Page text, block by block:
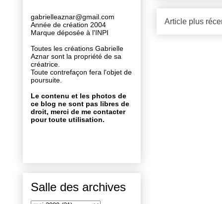
Article plus
gabrielleaznar@gmail.com
Année de création 2004
Marque déposée à l'INPI
Toutes les créations Gabrielle
Aznar sont la propriété de sa
créatrice.
Toute contrefaçon fera l'objet de
poursuite.
Le contenu et les photos de
ce blog ne sont pas libres de
droit, merci de me contacter
pour toute utilisation.
Salle des archives